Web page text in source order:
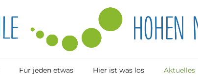
Für jeden etwas Hier ist was los Aktuelles